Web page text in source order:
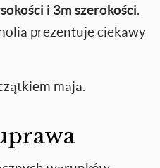
i 3m szerokości.
prezentuje ciekawy
maja.